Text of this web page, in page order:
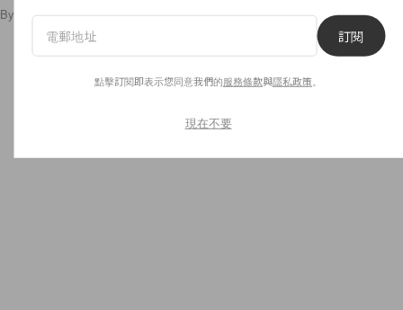
By Emily.W/2017年10月26日 12
訂閱
點擊訂閱即表示您同意我們的服務條款與隱私政策
現在不要